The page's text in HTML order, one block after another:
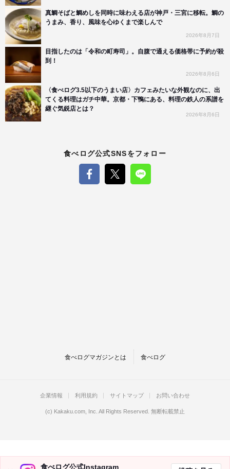
真鯛そばと鯛めしを同時に味わえる店が神戸・三宮に移転。鯛の
うまみ、香り、風味を心ゆくまで楽しんで
2026年8月7日
目指したのは「令和の町寿司」。自腹で通える価格帯に予約が殺
到！
2026年8月6日
〈食べログ3.5以下のうまい店〉カフェみたいな外観なのに、出
てくる料理はガチ中華。京都・下鴨にある、料理の鉄人の系譜を
継ぐ気鋭店とは？
2026年8月6日
食べログ公式SNSをフォロー
食べログマガジンとは 食べログ
食べログ公式Instagram
企業情報 利用規約 サイトマップ お問い合わせ
(c) Kakaku.com, Inc. All Rights Reserved. 無断転載禁止